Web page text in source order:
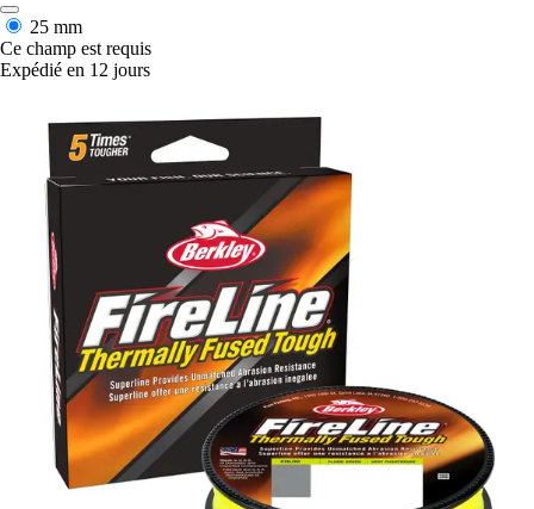
25 mm
Ce champ est requis
Expédié en 12 jours